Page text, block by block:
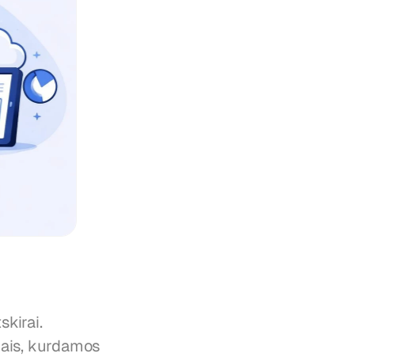
kurdamos